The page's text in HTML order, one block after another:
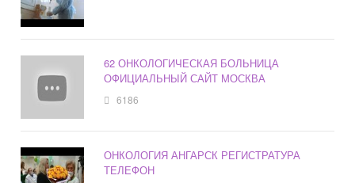
62 ОНКОЛОГИЧЕСКАЯ БОЛЬНИЦА
ОФИЦИАЛЬНЫЙ САЙТ МОСКВА
6186
ОНКОЛОГИЯ АНГАРСК РЕГИСТРАТУРА
ТЕЛЕФОН